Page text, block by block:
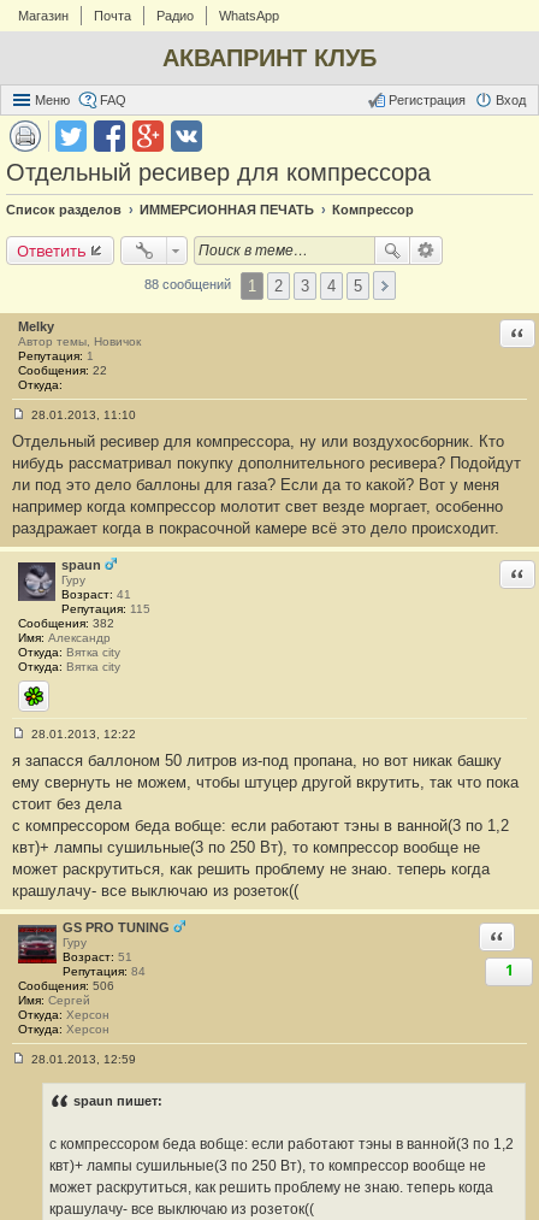
Магазин Почта Радио WhatsApp
АКВАПРИНТ КЛУБ
Меню FAQ Вход
Регистрация
Отдельный ресивер для компрессора
Список разделов ИММЕРСИОННАЯ ПЕЧАТЬ Компрессор
Ответить
88 сообщений 1 2 3 4 5
Melky
Автор темы, Новичок
Репутация: 1
Сообщения: 22
Откуда:
о
о
б
щ
н
и
#
1
28.01.2013, 11:10
Отдельный ресивер для компрессора, ну или воздухосборник. Кто
нибудь рассматривал покупку дополнительного ресивера? Подойдут
ли под это дело баллоны для газа? Если да то какой? Вот у меня
например когда компрессор молотит свет везде моргает, особенно
раздражает когда в покрасочной камере всё это дело происходит.
spaun
Гуру
Возраст: 41
Репутация: 115
Сообщения: 382
Имя: Александр
Откуда: Вятка city
Откуда: Вятка city
ICQ
о
б
щ
н
и
#
2
28.01.2013, 12:22
я запасся баллоном 50 литров из-под пропана, но вот никак башку
ему свернуть не можем, чтобы штуцер другой вкрутить, так что пока
стоит без дела
с компрессором беда вобще: если работают тэны в ванной(3 по 1,2
квт)+ лампы сушильные(3 по 250 Вт), то компрессор вообще не
может раскрутиться, как решить проблему не знаю. теперь когда
крашулачу- все выключаю из розеток((
GS PRO TUNING
Гуру
Возраст: 51
Репутация: 84
Сообщения: 506
Имя: Сергей
Откуда: Херсон
Откуда: Херсон
1
28.01.2013, 12:59
spaun пишет:
с компрессором беда вобще: если работают тэны в ванной(3 по 1,2
квт)+ лампы сушильные(3 по 250 Вт), то компрессор вообще не
может раскрутиться, как решить проблему не знаю. теперь когда
крашулачу- все выключаю из розеток((